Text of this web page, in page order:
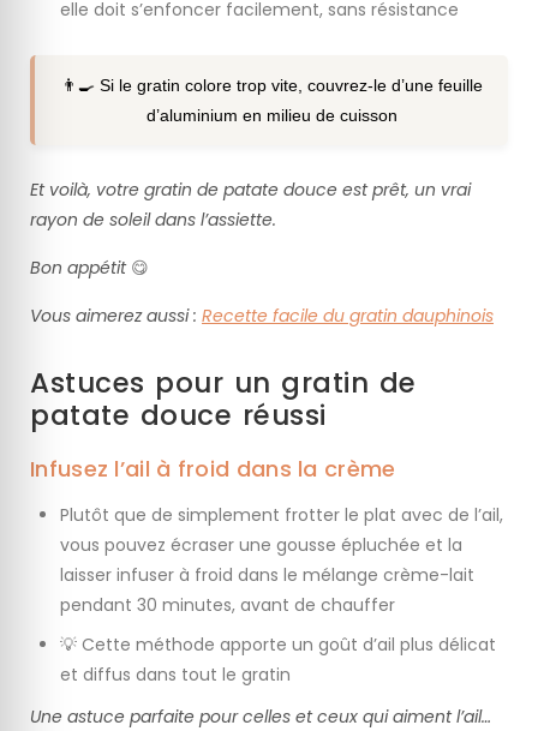
elle doit s’enfoncer facilement, sans résistance
👨‍🍳 Si le gratin colore trop vite, couvrez-le d’une feuille
d’aluminium en milieu de cuisson
Et voilà, votre gratin de patate douce est prêt, un vrai
rayon de soleil dans l’assiette.
Bon appétit😋
Vous aimerez aussi : Recette facile du gratin dauphinois
Astuces pour un gratin de
patate douce réussi
Infusez l’ail à froid dans la crème
Plutôt que de simplement frotter le plat avec de l’ail,
vous pouvez écraser une gousse épluchée et la
laisser infuser à froid dans le mélange crème-lait
pendant 30 minutes, avant de chauffer
💡 Cette méthode apporte un goût d’ail plus délicat
et diffus dans tout le gratin
Une astuce parfaite pour celles et ceux qui aiment l’ail…